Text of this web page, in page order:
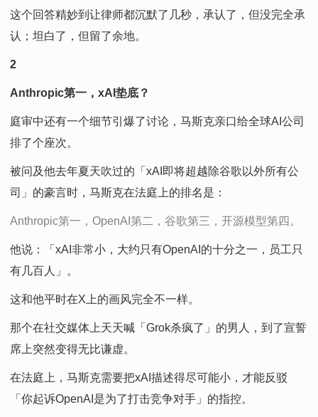
这个回答精妙到让律师都沉默了几秒，承认了，但没完全承
认；坦白了，但留了余地。
2
Anthropic第一，xAI垫底？
庭审中还有一个细节引爆了讨论，马斯克亲口给全球AI公司
排了个座次。
被问及他去年夏天吹过的「xAI即将超越除谷歌以外所有公
司」的豪言时，马斯克在法庭上的排名是：
Anthropic第一，OpenAI第二，谷歌第三，开源模型第四。
他说：「xAI非常小，大约只有OpenAI的十分之一，员工只
有几百人」。
这和他平时在X上的画风完全不一样。
那个在社交媒体上天天喊「Grok杀疯了」的男人，到了宣誓
席上突然变得无比谦虚。
在法庭上，马斯克需要把xAI描述得尽可能小，才能反驳
「你起诉OpenAI是为了打击竞争对手」的指控。